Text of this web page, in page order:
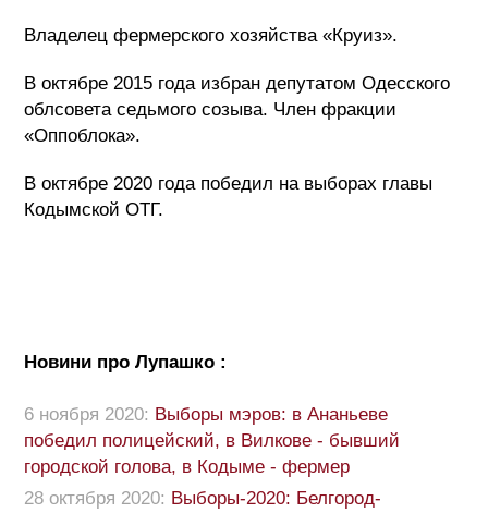
Владелец фермерского хозяйства «Круиз».
В октябре 2015 года избран депутатом Одесского
облсовета седьмого созыва. Член фракции
«Оппоблока».
В октябре 2020 года победил на выборах главы
Кодымской ОТГ.
Новини про Лупашко :
6 ноября 2020: Выборы мэров: в Ананьеве
победил полицейский, в Вилкове - бывший
городской голова, в Кодыме - фермер
28 октября 2020: Выборы-2020: Белгород-